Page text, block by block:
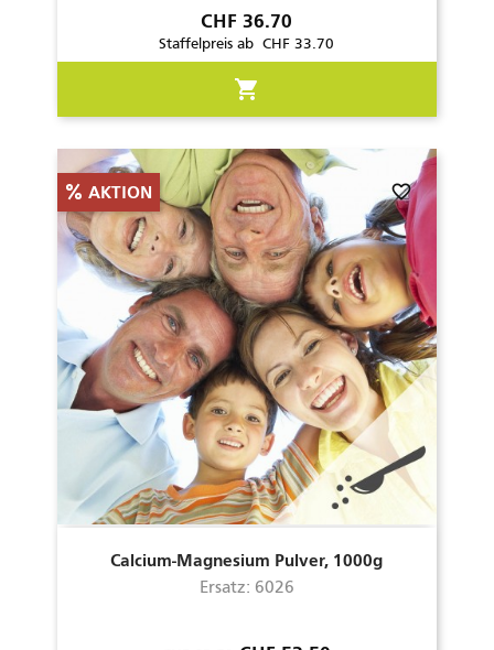
Preis
CHF 36.70
Staffelpreis ab CHF 33.70
shopping_cart
Calcium-Magnesium Pulver, 1000g
Ersatz: 6026
favorite_border
AKTION